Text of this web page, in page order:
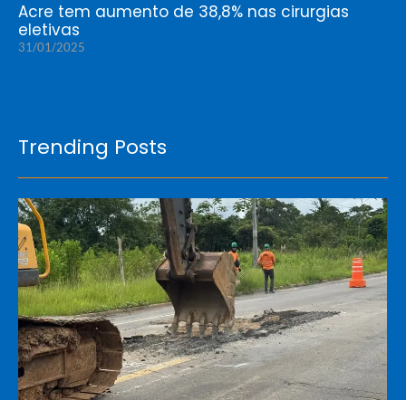
Acre tem aumento de 38,8% nas cirurgias
eletivas
31/01/2025
Trending Posts